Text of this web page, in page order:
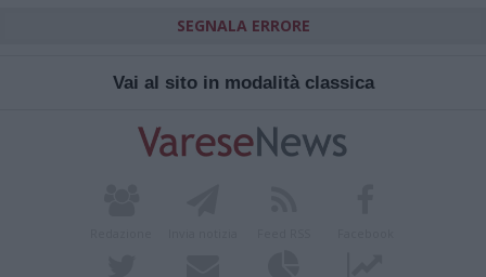
SEGNALA ERRORE
Vai al sito in modalità classica